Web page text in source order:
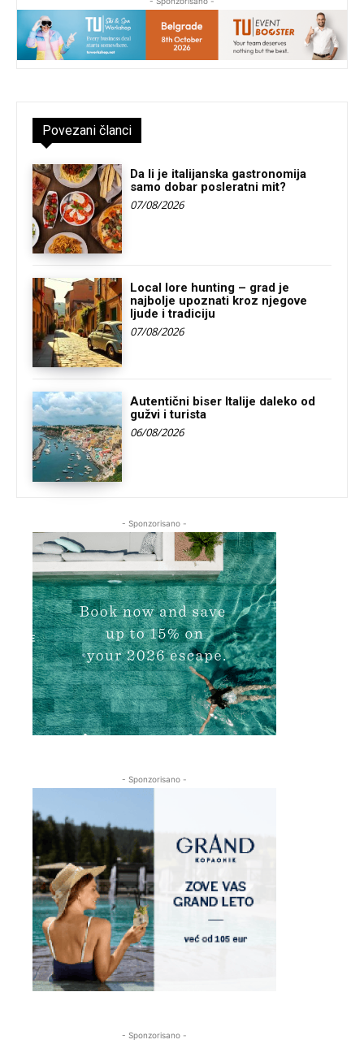
Povezani članci
Da li je italijanska gastronomija
samo dobar posleratni mit?
07/08/2026
Local lore hunting – grad je
najbolje upoznati kroz njegove
ljude i tradiciju
07/08/2026
Autentični biser Italije daleko od
gužvi i turista
06/08/2026
- Sponzorisano -
- Sponzorisano -
- Sponzorisano -